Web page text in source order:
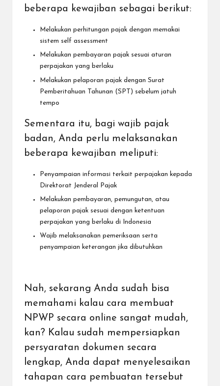
beberapa kewajiban sebagai berikut:
Melakukan perhitungan pajak dengan memakai
sistem self assessment
Melakukan pembayaran pajak sesuai aturan
perpajakan yang berlaku
Melakukan pelaporan pajak dengan Surat
Pemberitahuan Tahunan (SPT) sebelum jatuh
tempo
Sementara itu, bagi wajib pajak
badan, Anda perlu melaksanakan
beberapa kewajiban meliputi:
Penyampaian informasi terkait perpajakan kepada
Direktorat Jenderal Pajak
Melakukan pembayaran, pemungutan, atau
pelaporan pajak sesuai dengan ketentuan
perpajakan yang berlaku di Indonesia
Wajib melaksanakan pemeriksaan serta
penyampaian keterangan jika dibutuhkan
Nah, sekarang Anda sudah bisa
memahami kalau cara membuat
NPWP secara online sangat mudah,
kan? Kalau sudah mempersiapkan
persyaratan dokumen secara
lengkap, Anda dapat menyelesaikan
tahapan cara pembuatan tersebut